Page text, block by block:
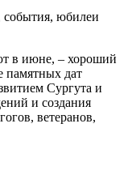
в июне, – хороший
памятных дат
Сургута и
и создания
ветеранов,